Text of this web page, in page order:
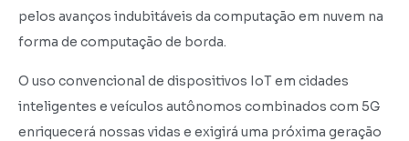
pelos avanços indubitáveis da computação em nuvem na
forma de computação de borda.
O uso convencional de dispositivos IoT em cidades
inteligentes e veículos autônomos combinados com 5G
enriquecerá nossas vidas e exigirá uma próxima geração